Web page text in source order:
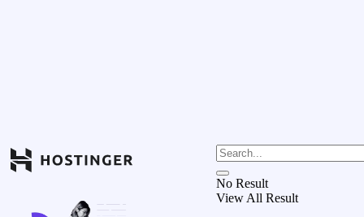
No Result
View All Result